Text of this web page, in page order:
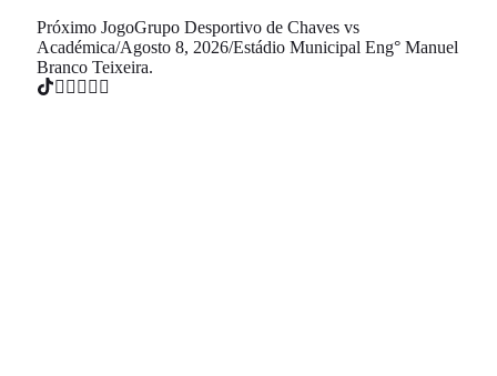
Próximo JogoGrupo Desportivo de Chaves vs
Académica/Agosto 8, 2026/Estádio Municipal Eng° Manuel
Branco Teixeira.